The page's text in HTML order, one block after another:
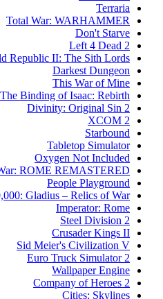
Terraria
Total War: WARHAMMER
Don't Starve
Left 4 Dead 2
Republic II: The Sith Lords
Darkest Dungeon
This War of Mine
The Binding of Isaac: Rebirth
Divinity: Original Sin 2
XCOM 2
Starbound
Tabletop Simulator
Oxygen Not Included
ROME REMASTERED
People Playground
Gladius – Relics of War
Imperator: Rome
Steel Division 2
Crusader Kings II
Sid Meier's Civilization V
Euro Truck Simulator 2
Wallpaper Engine
Company of Heroes 2
Cities: Skylines